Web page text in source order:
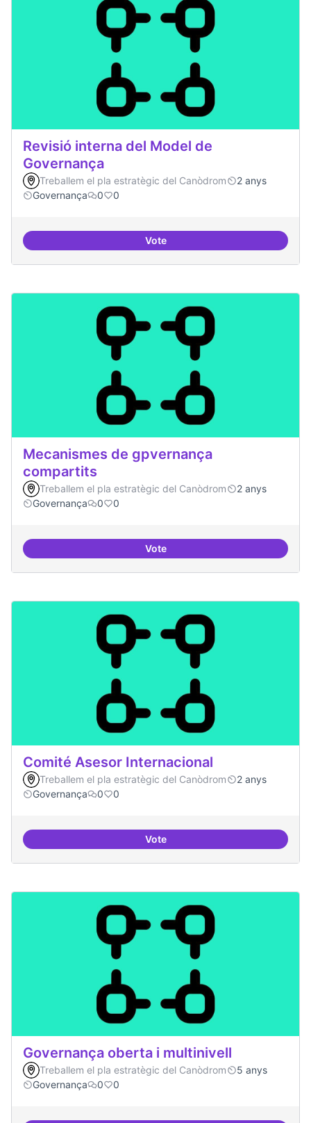
Revisió interna del Model de
Governança
Treballem el pla estratègic del Canòdrom
2 anys
Governança
0 0
VoteRevisió interna del Model de
Mecanismes de gpvernança
compartits
Treballem el pla estratègic del Canòdrom
2 anys
Governança
0 0
VoteMecanismes de gpvernança
Comité Asesor Internacional
Treballem el pla estratègic del Canòdrom
2 anys
Governança
0 0
VoteComité Asesor Internacional
Governança oberta i multinivell
Treballem el pla estratègic del Canòdrom
5 anys
Governança
0 0